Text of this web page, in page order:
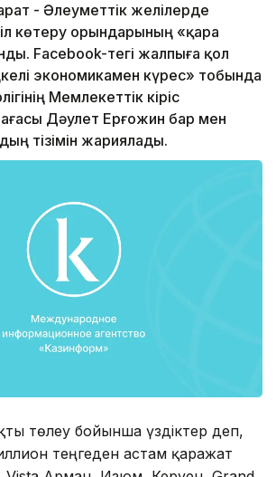
- Әлеуметтік желілерде
көтеру орындарының «қара
Facebook-тегі жалпыға қол
экономикамен күрес» тобында
Мемлекеттік кіріс
Дәулет Ерғожин бар мен
тізімін жариялады.
төлеу бойынша үздіктер деп,
теңгеден астам қаражат